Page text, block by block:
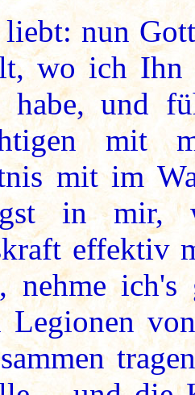
nun
wo ich Ihn
habe, und
mit
mit im
in mir,
effektiv
nehme
Legionen